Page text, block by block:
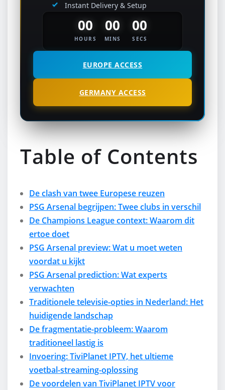
Instant Delivery & Setup
00
HOURS
00
MINS
00
SECS
EUROPE ACCESS
GERMANY ACCESS
Table of Contents
De clash van twee Europese reuzen
PSG Arsenal begrijpen: Twee clubs in verschil
De Champions League context: Waarom dit
ertoe doet
PSG Arsenal preview: Wat u moet weten
voordat u kijkt
PSG Arsenal prediction: Wat experts
verwachten
Traditionele televisie-opties in Nederland: Het
huidigende landschap
De fragmentatie-probleem: Waarom
traditioneel lastig is
Invoering: TiviPlanet IPTV, het ultieme
voetbal-streaming-oplossing
De voordelen van TiviPlanet IPTV voor